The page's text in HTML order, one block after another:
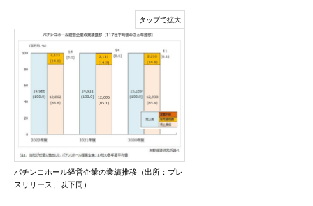
パチンコホール経営企業の業績推移（出所：プレ
スリリース、以下同）